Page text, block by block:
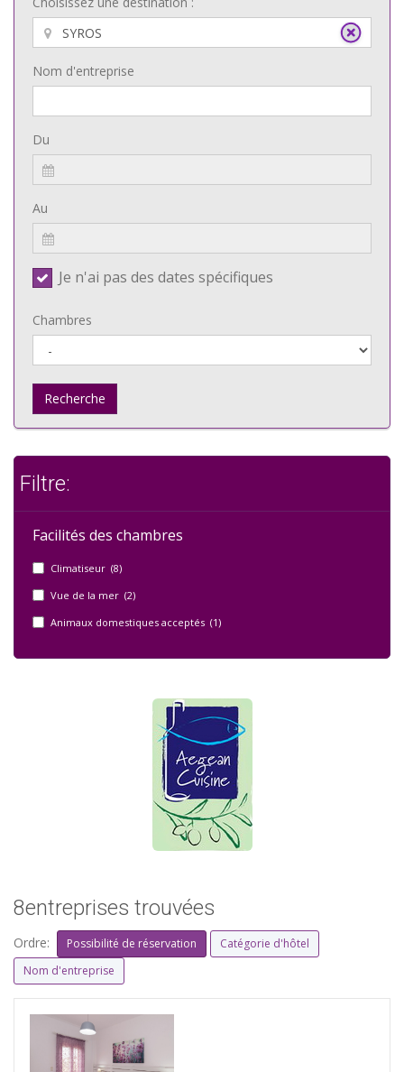
Nom d'entreprise
Du
Au
Je n'ai pas des dates spécifiques
Chambres
Recherche
Filtre:
Facilités des chambres
Climatiseur (8)
Vue de la mer (2)
Animaux domestiques acceptés (1)
8entreprises trouvées
Ordre: Possibilité de réservation
Catégorie d'hôtel
Nom d'entreprise